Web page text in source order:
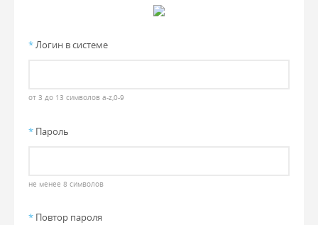
*Логин в системе
от 3 до 13 символов a-z,0-9
* Пароль
не менее 8 символов
* Повтор пароля